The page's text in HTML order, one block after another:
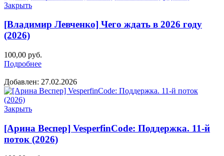
Закрыть
[Владимир Левченко] Чего ждать в 2026 году
(2026)
100,00 руб.
Подробнее
Добавлен: 27.02.2026
Закрыть
[Арина Веспер] VesperfinCode: Поддержка. 11-й
поток (2026)